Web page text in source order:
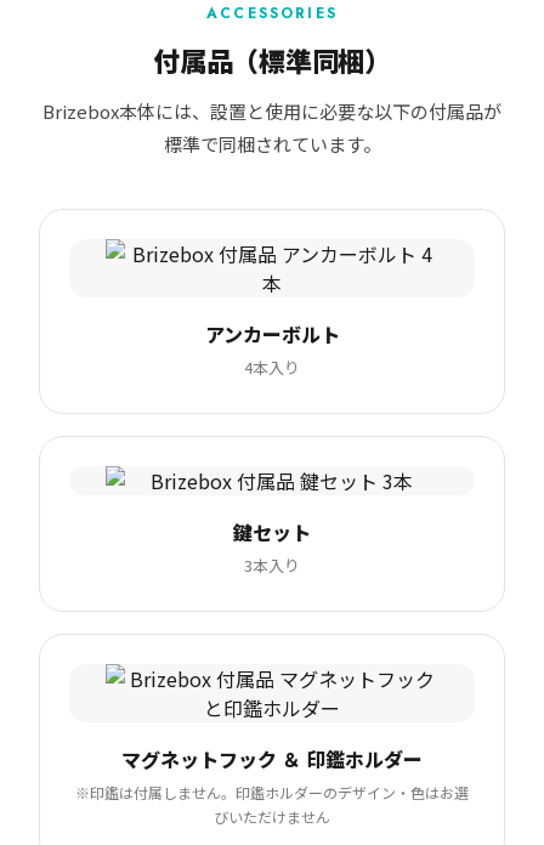
ACCESSORIES
付属品（標準同梱）
Brizebox本体には、設置と使用に必要な以下の付属品が
標準で同梱されています。
アンカーボルト
4本入り
鍵セット
3本入り
マグネットフック ＆ 印鑑ホルダー
※印鑑は付属しません。印鑑ホルダーのデザイン・色はお選
びいただけません